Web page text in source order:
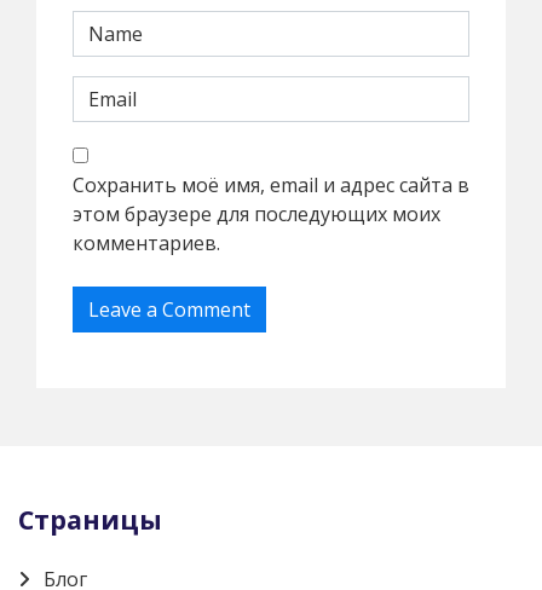
Сохранить моё имя, email и адрес сайта в
этом браузере для последующих моих
комментариев.
Страницы
Блог